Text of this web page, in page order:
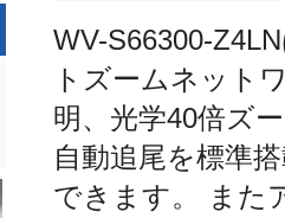
WV-S66300-
トズームネット
明、光学40倍ズ
自動追尾を標準
できます。 また